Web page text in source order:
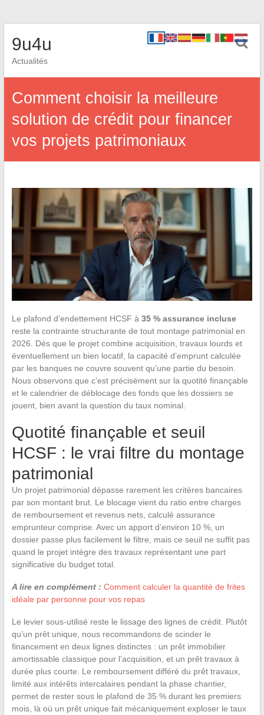
9u4u
Actualités
Comment choisir la meilleure
solution de crédit pour financer
vos projets patrimoniaux
Le plafond d’endettement HCSF à 35 % assurance incluse
reste la contrainte structurante de tout montage patrimonial en
2026. Dès que le projet combine acquisition, travaux lourds et
éventuellement un bien locatif, la capacité d’emprunt calculée
par les banques ne couvre souvent qu’une partie du besoin.
Nous observons que c’est précisément sur la quotité finançable
et le calendrier de déblocage des fonds que les dossiers se
jouent, bien avant la question du taux nominal.
Quotité finançable et seuil
HCSF : le vrai filtre du montage
patrimonial
Un projet patrimonial dépasse rarement les critères bancaires
par son montant brut. Le blocage vient du ratio entre charges
de remboursement et revenus nets, calculé assurance
emprunteur comprise. Avec un apport d’environ 10 %, un
dossier passe plus facilement le filtre, mais ce seuil ne suffit pas
quand le projet intègre des travaux représentant une part
significative du budget total.
A lire en complément : Comment calculer la quantité de frites
idéale par personne pour vos repas
Le levier sous-utilisé reste le lissage des lignes de crédit. Plutôt
qu’un prêt unique, nous recommandons de scinder le
financement en deux lignes distinctes : un prêt immobilier
amortissable classique pour l’acquisition, et un prêt travaux à
durée plus courte. Le remboursement différé du prêt travaux,
limité aux intérêts intercalaires pendant la phase chantier,
permet de rester sous le plafond de 35 % durant les premiers
mois, là où un prêt unique fait mécaniquement exploser le taux